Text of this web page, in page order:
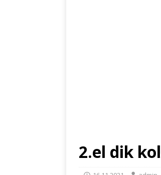
2.el dik